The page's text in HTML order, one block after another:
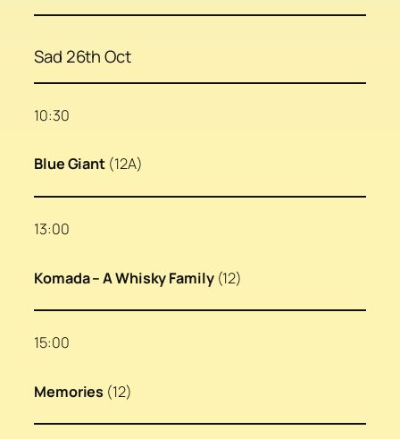
Sad 26th Oct
10:30
Blue Giant (12A)
13:00
Komada – A Whisky Family(12)
15:00
Memories (12)